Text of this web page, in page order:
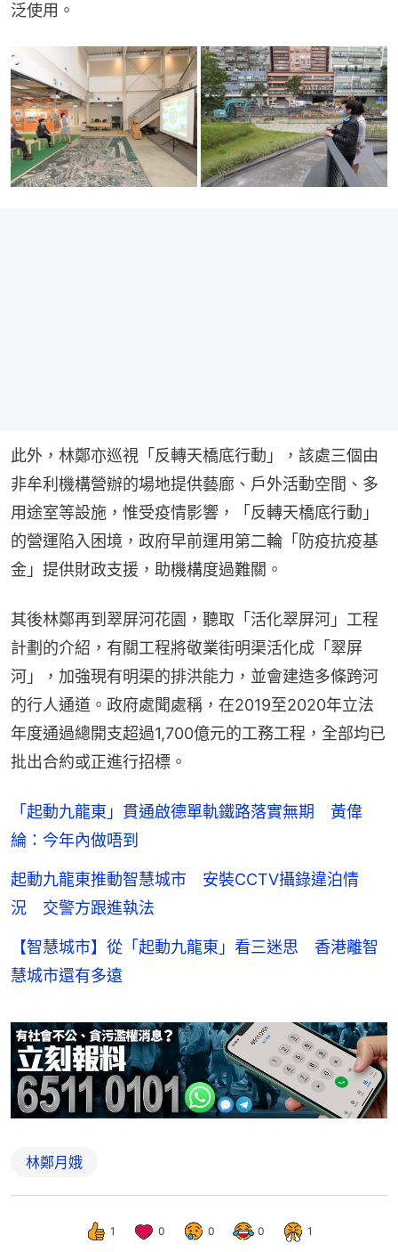
泛使用。
此外，林鄭亦巡視「反轉天橋底行動」，該處三個由
非牟利機構營辦的場地提供藝廊、戶外活動空間、多
用途室等設施，惟受疫情影響，「反轉天橋底行動」
的營運陷入困境，政府早前運用第二輪「防疫抗疫基
金」提供財政支援，助機構度過難關。
其後林鄭再到翠屏河花園，聽取「活化翠屏河」工程
計劃的介紹，有關工程將敬業街明渠活化成「翠屏
河」，加強現有明渠的排洪能力，並會建造多條跨河
的行人通道。政府處聞處稱，在2019至2020年立法
年度通過總開支超過1,700億元的工務工程，全部均已
批出合約或正進行招標。
「起動九龍東」貫通啟德單軌鐵路落實無期 黃偉
綸：今年內做唔到
起動九龍東推動智慧城市 安裝CCTV攝錄違泊情
況 交警方跟進執法
【智慧城市】從「起動九龍東」看三迷思 香港離智
慧城市還有多遠
林鄭月娥
1 0 0 0 1